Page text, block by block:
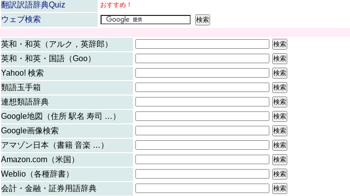
翻訳訳語辞典Quiz
おすすめ！
ウェブ検索
英和・和英（アルク，英辞郎）
英和・和英・国語（Goo）
Yahoo! 検索
類語玉手箱
連想類語辞典
Google地図（住所 駅名 寿司 …）
Google画像検索
アマゾン日本（書籍 音楽 …）
Amazon.com（米国）
Weblio（各種辞書）
会計・金融・証券用語辞典